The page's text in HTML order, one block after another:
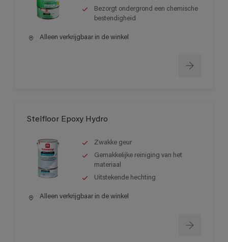
Bezorgt ondergrond een chemische
bestendigheid
Alleen verkrijgbaar in de winkel
Stelfloor Epoxy Hydro
Zwakke geur
Gemakkelijke reiniging van het
materiaal
Uitstekende hechting
Alleen verkrijgbaar in de winkel